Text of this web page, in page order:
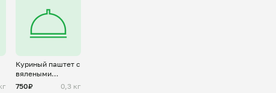
Куриный паштет с
вялеными
томатами
750₽ 0,3 кг